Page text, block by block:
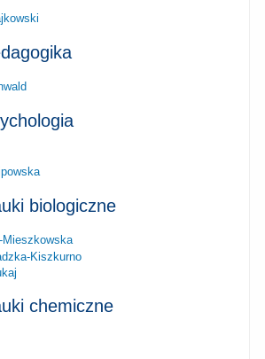
biologiczne
Kiszkurno
chemiczne